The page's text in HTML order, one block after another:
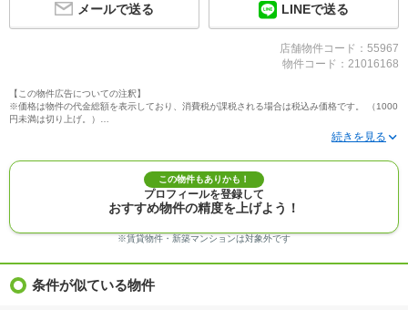
メールで送る LINEで送る
店舗物件コード：55967
物件コード：21016168
【この物件広告についての注釈】
※価格は物件の代金総額を表示しており、消費税が課税される場合は税込み価格です。 （1000
円未満は切り上げ。）
※写真に写っている、またはパース（絵）や間取り図に描かれている家具や車などは、特にコ
※建築条件付き土地価格には、建物価格は含まれません。
※物件情報は、原則として情報提供日の２日前に最終確認した情報です。
※完成予想図はいずれも外構、植栽、外観等実際のものとは多少異なることがあります。
※モデルルーム・モデルハウス・展示場・ショールームの画像の場合、今回販売の物件と異な
※ＣＧ合成の画像の場合、実際とは多少異なる場合があります。
※物件特徴：販売戸数が複数の物件は、全ての住戸に該当しない項目もあります。
※価格更新：物件価格が変更された日から１週間表示されます。
この物件もありかも！
プロフィールを登録して
おすすめ物件の精度を上げよう！
※賃貸物件・新築マンションは対象外です
条件が似ている物件